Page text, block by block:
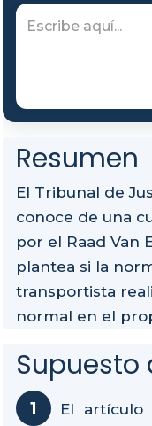
Resumen
El Tribunal de
conoce de una
por el Raad Van
plantea si la
transportista
normal en el
Supuesto
El artículo